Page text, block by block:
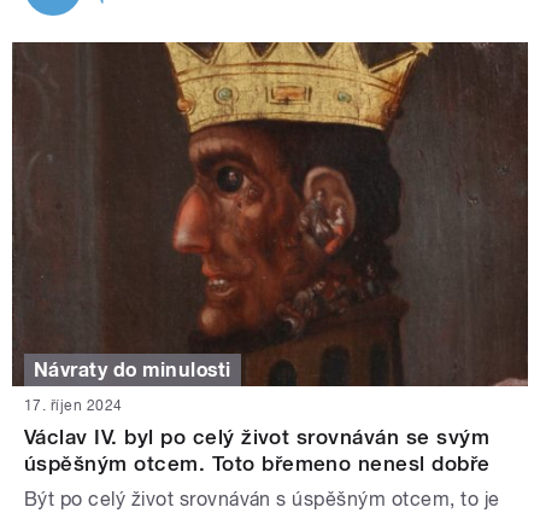
Návraty do minulosti
17. říjen 2024
Václav IV. byl po celý život srovnáván se svým
úspěšným otcem. Toto břemeno nenesl dobře
Být po celý život srovnáván s úspěšným otcem, to je